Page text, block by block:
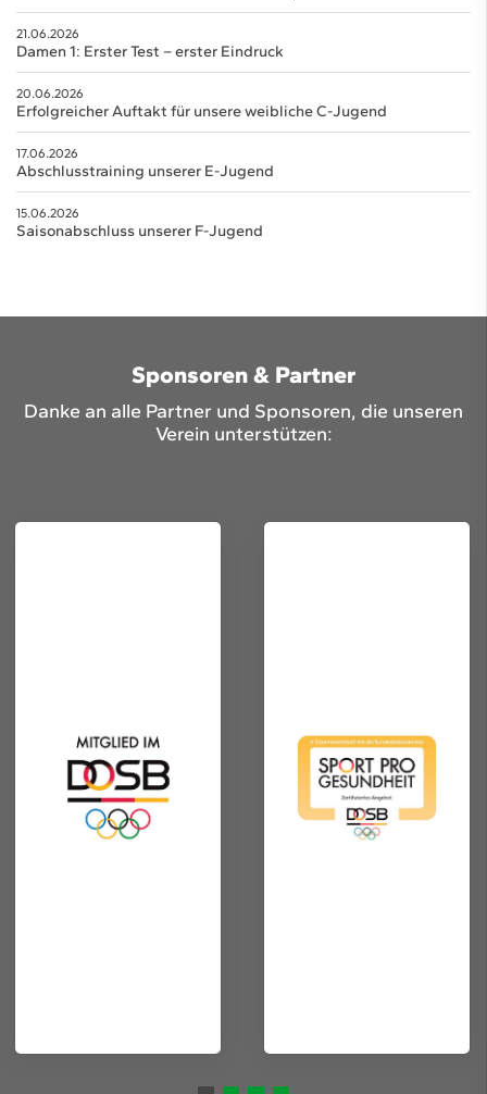
21.06.2026
Damen 1: Erster Test – erster Eindruck
20.06.2026
Erfolgreicher Auftakt für unsere weibliche C-Jugend
17.06.2026
Abschlusstraining unserer E-Jugend
15.06.2026
Saisonabschluss unserer F-Jugend
Sponsoren & Partner
Danke an alle Partner und Sponsoren, die unseren
Verein unterstützen: